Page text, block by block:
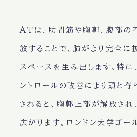
ATは、肋間筋や胸郭、腹部の
放することで、肺がより完全に
スペースを生み出します。特に
ントロールの改善により頭と
されると、胸郭上部が解放され
広がります。ロンドン大学ゴー